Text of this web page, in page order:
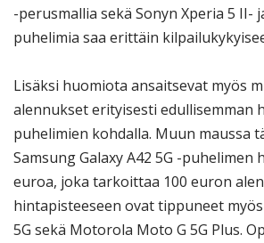
-perusmallia sekä Sonyn Xperia 5 II-
puhelimia saa erittäin
Lisäksi huomiota ansaitsevat myös
alennukset erityisesti edullisemman
puhelimien kohdalla. Muun maussa
Samsung Galaxy A42 5G -puhelimen
euroa, joka tarkoittaa 100 euron
hintapisteeseen ovat tippuneet
5G sekä Motorola Moto G 5G Plus.